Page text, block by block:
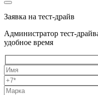
Заявка на тест-драйв
Администратор тест-
удобное время